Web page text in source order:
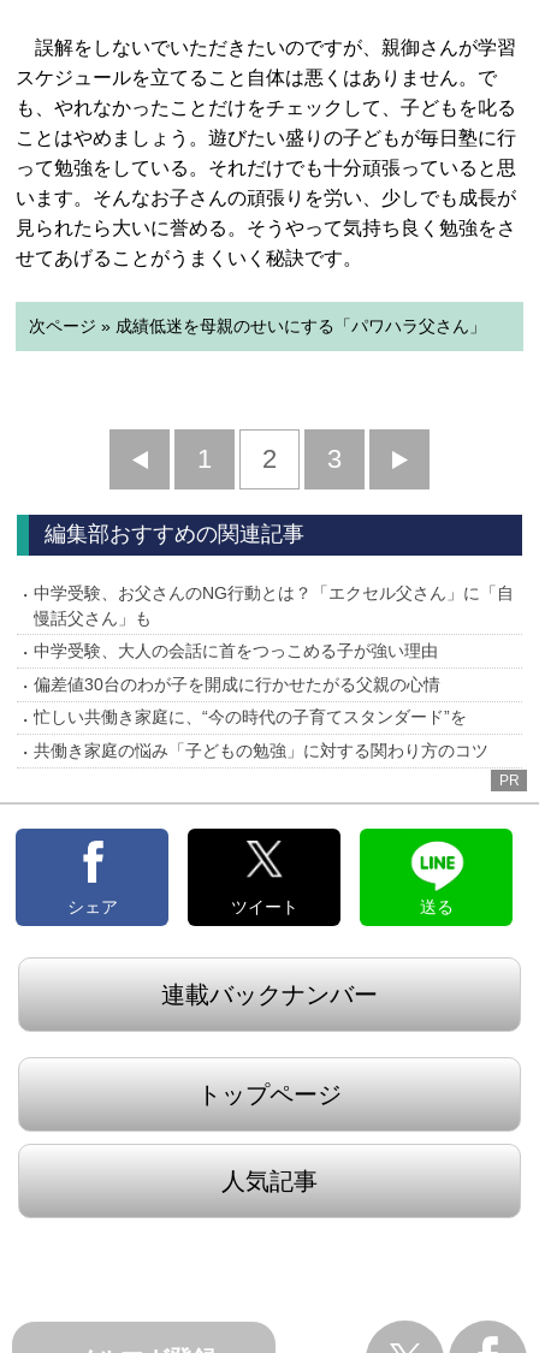
誤解をしないでいただきたいのですが、親御さんが学習
スケジュールを立てること自体は悪くはありません。で
も、やれなかったことだけをチェックして、子どもを叱る
ことはやめましょう。遊びたい盛りの子どもが毎日塾に行
って勉強をしている。それだけでも十分頑張っていると思
います。そんなお子さんの頑張りを労い、少しでも成長が
見られたら大いに誉める。そうやって気持ち良く勉強をさ
せてあげることがうまくいく秘訣です。
次ページ » 成績低迷を母親のせいにする「パワハラ父さん」
前
へ
1 2 3
へ
編集部おすすめの関連記事
中学受験、お父さんのNG行動とは？「エクセル父さん」に「自
慢話父さん」も
中学受験、大人の会話に首をつっこめる子が強い理由
偏差値30台のわが子を開成に行かせたがる父親の心情
忙しい共働き家庭に、“今の時代の子育てスタンダード”を
共働き家庭の悩み「子どもの勉強」に対する関わり方のコツ
PR
シェア ツイート 送る
連載バックナンバー
トップページ
人気記事